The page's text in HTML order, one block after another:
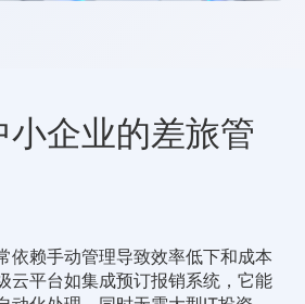
企业的差旅管
依赖手动管理导致效率低下和成本
云平台如集成预订报销系统，它能